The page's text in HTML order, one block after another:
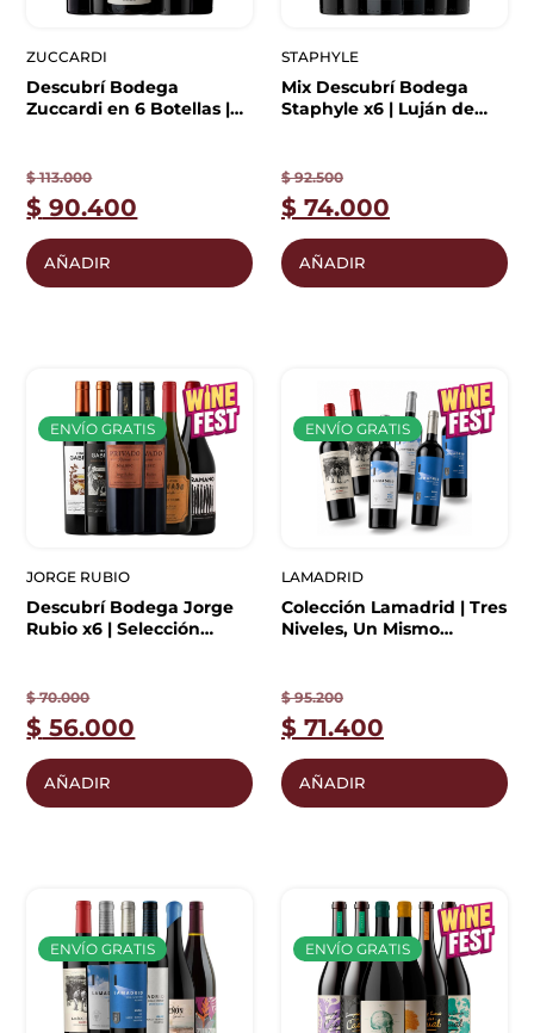
ZUCCARDI
Descubrí Bodega
Zuccardi en 6 Botellas |
$113.000
$ 90.400
AÑADIR
STAPHYLE
Mix Descubrí Bodega
Staphyle x6 | Luján de
$92.500
$ 74.000
AÑADIR
ENVÍO GRATIS
JORGE RUBIO
Descubrí Bodega Jorge
Rubio x6 | Selección
$70.000
$ 56.000
AÑADIR
ENVÍO GRATIS
LAMADRID
Colección Lamadrid | Tres
Niveles, Un Mismo
$95.200
$ 71.400
AÑADIR
ENVÍO GRATIS ENVÍO GRATIS